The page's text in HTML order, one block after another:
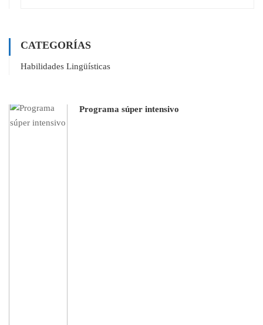
CATEGORÍAS
Habilidades Lingüísticas
Programa súper intensivo